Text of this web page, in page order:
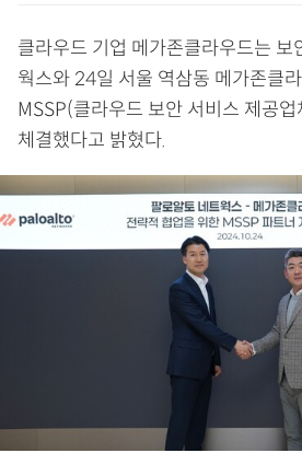
클라우드 기업 메가존클라우드는 보
웍스와 24일 서울 역삼동 메가존클
MSSP(클라우드 보안 서비스 제공
체결했다고 밝혔다.